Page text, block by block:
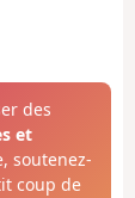
des
et
soutenez-
coup de